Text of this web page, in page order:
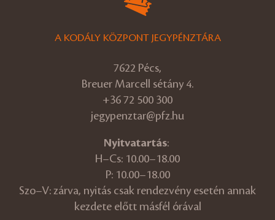
A KODÁLY KÖZPONT JEGYPÉNZTÁRA
7622 Pécs,
Breuer Marcell sétány 4.
+36 72 500 300
jegypenztar@pfz.hu
Nyitvatartás:
H–Cs: 10.00–18.00
P: 10.00–18.00
Szo–V: zárva, nyitás csak rendezvény esetén annak
kezdete előtt másfél órával